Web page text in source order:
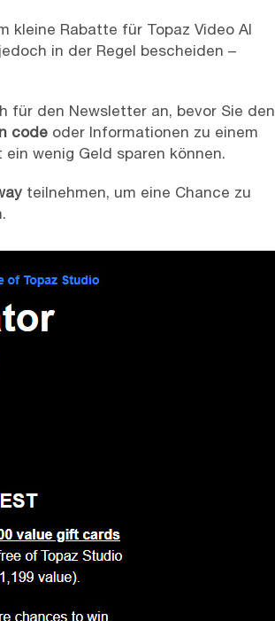
kleine Rabatte für Topaz Video AI
in der Regel bescheiden –
für den Newsletter an, bevor Sie den
code oder Informationen zu einem
wenig Geld sparen können.
teilnehmen, um eine Chance zu